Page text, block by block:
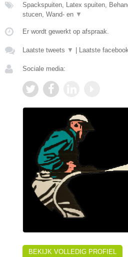
Spackspuiten, Latex spuiten,
stucen, Wand- en ▼
Er wordt gewerkt op afspraak.
Laatste tweets ▼ Laatste
Sociale media:
BEKIJK VOLLEDIG PROFIEL